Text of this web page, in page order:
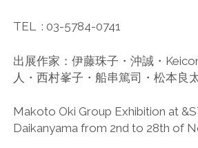
TEL : 03-5784-0741
出展作家：伊藤珠子・沖誠・
人・西村峯子・船串篤司・松本良
Makoto Oki Group Exhibition at
Daikanyama from 2nd to 28th of